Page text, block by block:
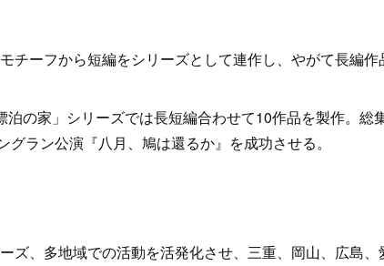
チーフから短編をシリーズとして連作し、やがて長編
の家」シリーズでは長短編合わせて10作品を製作。総
ラン公演『八月、鳩は還るか』を成功させる。
ズ、多地域での活動を活発化させ、三重、岡山、広島、